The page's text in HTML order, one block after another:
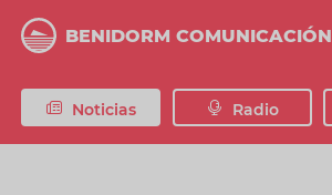
contenido
BENIDORM COMUNICACIÓN
Noticias Radio